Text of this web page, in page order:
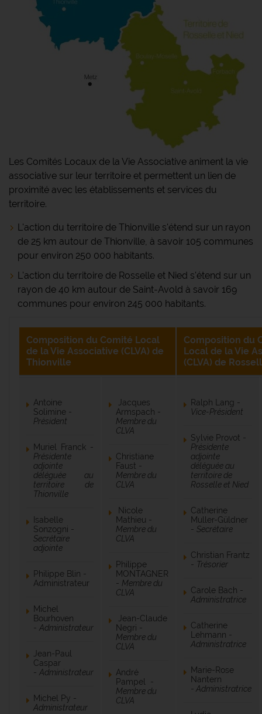
Les Comités Locaux de la Vie Associative animent la vie
associative sur leur territoire et permettent un lien de
proximité avec les établissements et services du
territoire.
L'action du territoire de Thionville s'étend sur un rayon
de 25 km autour de Thionville, à savoir 105 communes
pour environ 250 000 habitants.
L'action du territoire de Rosselle et Nied s'étend sur un
rayon de 40 km autour de Saint-Avold à savoir 169
communes pour environ 245 000 habitants.
Composition du Comité Local
de la Vie Associative (CLVA) de
Thionville
Composition du
Local de la Vie
(CLVA) de
Antoine
Solimine -
Président
Muriel Franck -
Présidente
adjointe
déléguée au
territoire de
Thionville
Isabelle
Sonzogni -
Secrétaire
adjointe
Philippe Blin -
Administrateur
Michel
Bourhoven
- Administrateur
Jean-Paul
Caspar
- Administrateur
Michel Py -
Administrateur
Jacques
Armspach -
Membre du
CLVA
Christiane
Faust -
Membre du
CLVA
Nicole
Mathieu -
Membre du
CLVA
Philippe
MONTAGNER
- Membre du
CLVA
Jean-Claude
Negri -
Membre du
CLVA
André
Pampel -
Membre du
CLVA
Ralph Lang -
Vice-Président
Sylvie Provot -
Présidente
adjointe
déléguée au
territoire de
Rosselle et Nied
Catherine
Muller-Güldner
-Secrétaire
Christian Frantz
- Trésorier
Carole Bach -
Administratrice
Catherine
Lehmann -
Administratrice
Marie-Rose
Nantern
- Administratrice